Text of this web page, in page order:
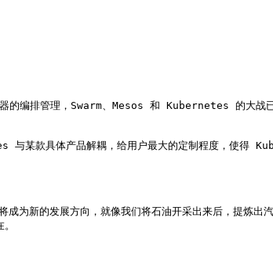
器的编排管理，Swarm、Mesos 和 Kubernetes 的大
某款具体产品解耦，给用户最大的定制程度，使得
的发展方向，就像我们将石油开采出来后，提炼出汽